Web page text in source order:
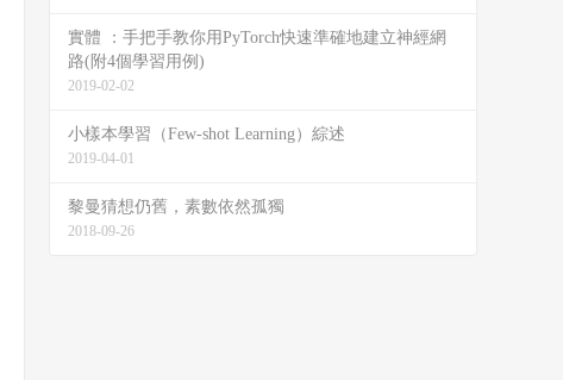
實體 ：手把手教你用PyTorch快速準確地建立神經網
路(附4個學習用例)
2019-02-02
小樣本學習（Few-shot Learning）綜述
2019-04-01
黎曼猜想仍舊，素數依然孤獨
2018-09-26